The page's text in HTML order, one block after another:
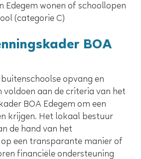
Edegem wonen of schoollopen
(categorie C)
BOA
opvang en
aan de criteria van het
BOA Edegem om een
krijgen. Het lokaal bestuur
de hand van het
een transparante manier of
financiële ondersteuning